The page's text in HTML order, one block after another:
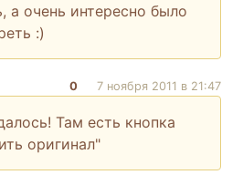
а очень интересно было
:)
0 7 ноября 2011 в 21:47
Там есть кнопка
оригинал"